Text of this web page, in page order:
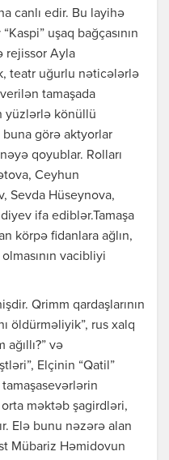
canlı edir. Bu layihə
uşaq bağçasının
rejissor Ayla
teatr uğurlu nəticələrlə
tamaşada
yüzlərlə könüllü
buna görə aktyorlar
qoyublar. Rolları
Ceyhun
Sevda Hüseynova,
ifa ediblər.Tamaşa
körpə fidanlara ağlın,
vacibliyi
Qrimm qardaşlarının
öldürməliyik”, rus xalq
ağıllı?” və
Elçinin “Qatil”
məktəb şagirdləri,
Elə bunu nəzərə alan
Mübariz Həmidovun